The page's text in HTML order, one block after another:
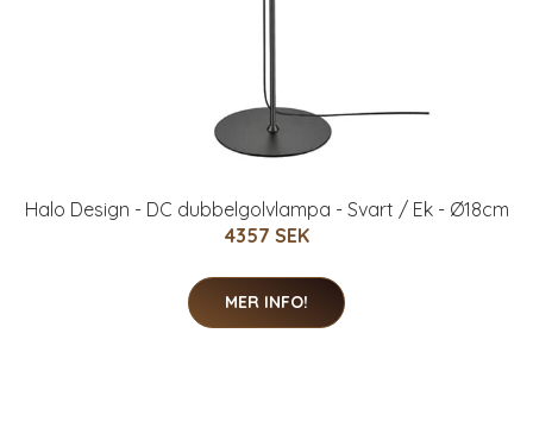
Halo Design - DC dubbelgolvlampa - Svart / Ek - Ø18cm
4357 SEK
MER INFO!